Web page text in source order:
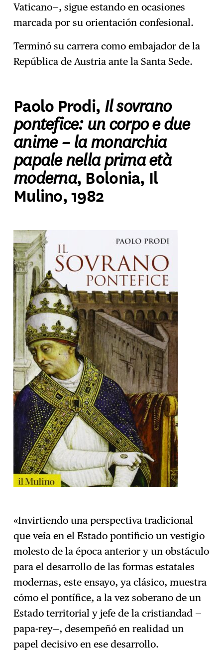
Vaticano—, sigue estando en ocasiones
marcada por su orientación confesional.
Terminó su carrera como embajador de la
República de Austria ante la Santa Sede.
Paolo Prodi, Il sovrano
pontefice: un corpo e due
anime – la monarchia
papale nella prima età
moderna, Bolonia, Il
Mulino, 1982
«Invirtiendo una perspectiva tradicional
que veía en el Estado pontificio un vestigio
molesto de la época anterior y un obstáculo
para el desarrollo de las formas estatales
modernas, este ensayo, ya clásico, muestra
cómo el pontífice, a la vez soberano de un
Estado territorial y jefe de la cristiandad —
papa-rey—, desempeñó en realidad un
papel decisivo en ese desarrollo.